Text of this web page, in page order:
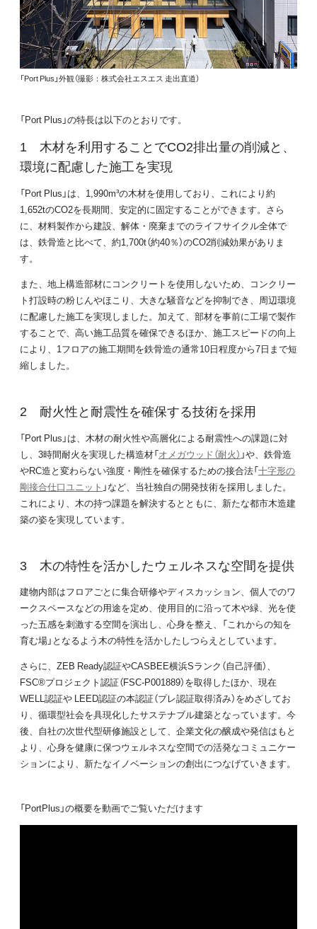
「Port Plus」外観（撮影：株式会社エスエス 走出直道）
「Port Plus」の特長は以下のとおりです。
木材を利用することでCO2排出量の削減と、
環境に配慮した施工を実現
「Port Plus」は、1,990m³の木材を使用しており、これにより約
1,652tのCO2を長期間、安定的に固定することができます。さら
に、材料製作から建設、解体・廃棄までのライフサイクル全体で
は、鉄骨造と比べて、約1,700t（約40％）のCO2削減効果がありま
す。
また、地上構造部材にコンクリートを使用しないため、コンクリー
ト打設時の粉じんやほこり、大きな騒音などを抑制でき、周辺環境
に配慮した施工を実現しました。加えて、部材を事前に工場で製作
することで、高い施工品質を確保できるほか、施工スピードの向上
により、1フロアの施工期間を鉄骨造の通常10日程度から7日まで短
縮しました。
耐火性と耐震性を確保する技術を採用
「Port Plus」は、木材の耐火性や高層化による耐震性への課題に対
し、3時間耐火を実現した構造材「オメガウッド（耐火） 」や、鉄骨造
やRC造と変わらない強度・剛性を確保するための接合法「十字形の
剛接合仕口ユニット 」など、当社独自の開発技術を採用しました。
これにより、木の持つ課題を解決するとともに、新たな都市木造建
築の姿を実現しています。
木の特性を活かしたウェルネスな空間を提供
建物内部はフロアごとに集合研修やディスカッション、個人でのワ
ークスペースなどの用途を定め、使用目的に沿って木や緑、光を使
った五感を刺激する空間を演出し、心身を整え、「これからの知を
育む場」となるよう木の特性を活かしたしつらえとしています。
さらに、ZEB Ready認証やCASBEE横浜Sランク（自己評価）、
FSC®プロジェクト認証（FSC-P001889）を取得したほか、現在
WELL認証や LEED認証の本認証（プレ認証取得済み）をめざしてお
り、循環型社会を具現化したサステナブル建築となっています。今
後、自社の次世代型研修施設として、企業文化の醸成や発信はもと
より、心身を健康に保つウェルネスな空間での活発なコミュニケー
ションにより、新たなイノベーションの創出につなげていきます。
「PortPlus」の概要を動画でご覧いただけます